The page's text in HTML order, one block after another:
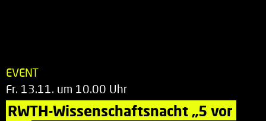
EVENT
Fr. 13.11. um 10.00 Uhr
RWTH-Wissenschaftsnacht „5 vor